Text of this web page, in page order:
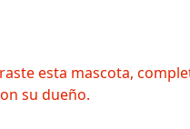
esta mascota,
su dueño.